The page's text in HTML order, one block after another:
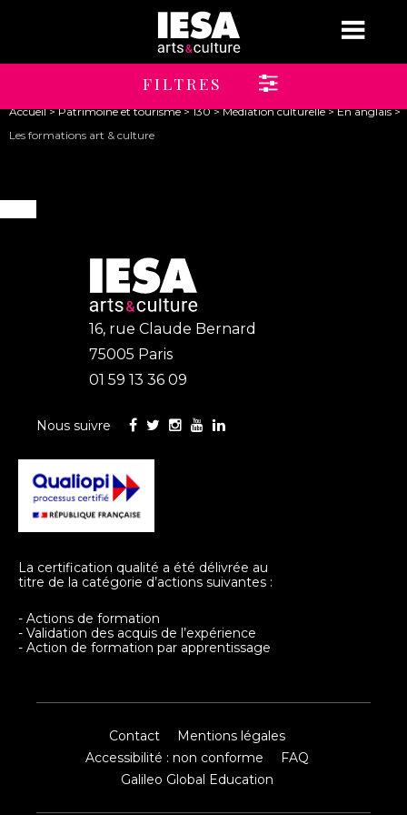
Jump to navigation
Vous
êtes
Accueil>Patrimoine et tourisme>130>Médiation culturelle>En anglais >
Les formations art & culture
FILTRES Candidature
16, rue Claude Bernard
75005 Paris
01 59 13 36 09
Nous suivre
La certification qualité a été délivrée au
titre de la catégorie d’actions suivantes :
- Actions de formation
- Validation des acquis de l’expérience
- Action de formation par apprentissage
Contact
Mentions légales
Accessibilité : non conforme
FAQ
Galileo Global Education